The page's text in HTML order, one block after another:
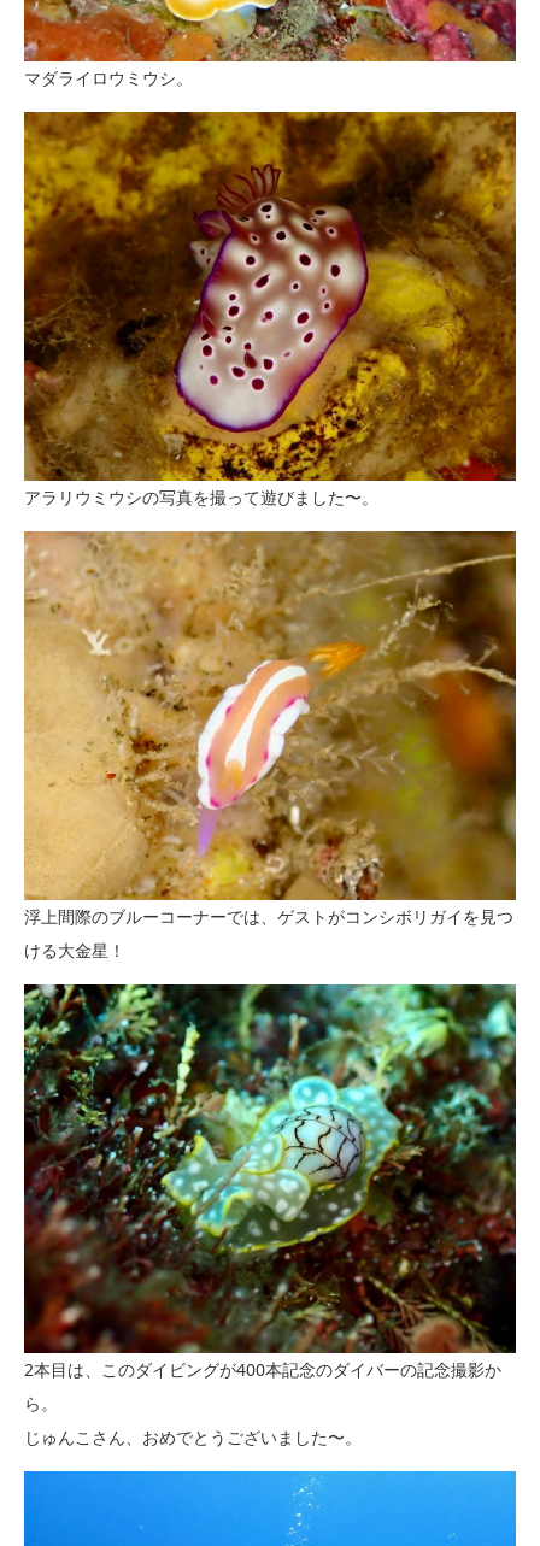
マダライロウミウシ。
アラリウミウシの写真を撮って遊びました〜。
浮上間際のブルーコーナーでは、ゲストがコンシボリガイを見つ
ける大金星！
2本目は、このダイビングが400本記念のダイバーの記念撮影か
ら。
じゅんこさん、おめでとうございました〜。